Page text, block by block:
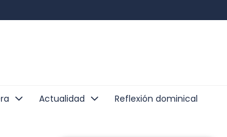
Actualidad Reflexión dominical